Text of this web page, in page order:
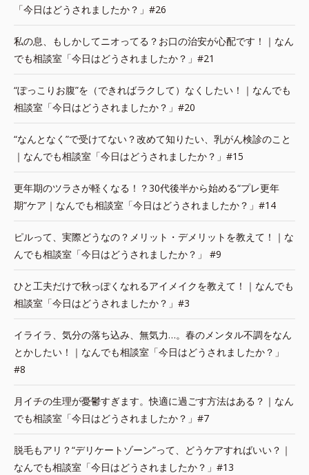
「今日はどうされましたか？」#26
私の息、もしかしてニオってる？お口の治安が心配です！｜なん
でも相談室「今日はどうされましたか？」#21
“ぽっこりお腹”を（できればラクして）なくしたい！｜なんでも
相談室「今日はどうされましたか？」#20
“なんとなく”で受けてない？改めて知りたい、乳がん検診のこと
｜なんでも相談室「今日はどうされましたか？」#15
更年期のツラさが軽くなる！？30代後半から始める“プレ更年
期”ケア｜なんでも相談室「今日はどうされましたか？」#14
ピルって、実際どうなの？メリット・デメリットを教えて！｜な
んでも相談室「今日はどうされましたか？」 #9
ひと工夫だけで秋っぽくなれるアイメイクを教えて！｜なんでも
相談室「今日はどうされましたか？」#3
イライラ、気分の落ち込み、無気力…。春のメンタル不調をなん
とかしたい！｜なんでも相談室「今日はどうされましたか？」
#8
月イチの生理が憂鬱すぎます。快適に過ごす方法はある？｜なん
でも相談室「今日はどうされましたか？」#7
脱毛もアリ？“デリケートゾーン”って、どうケアすればいい？｜
なんでも相談室「今日はどうされましたか？」#13